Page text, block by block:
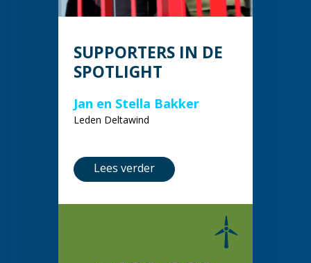
SUPPORTERS IN DE
SPOTLIGHT
Jan en Stella Bakker
Leden Deltawind
Lees verder